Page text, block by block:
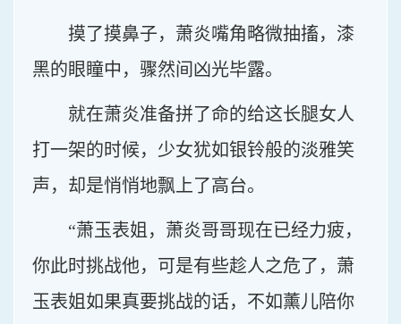
摸了摸鼻子，萧炎嘴角略微抽搐，漆
黑的眼瞳中，骤然间凶光毕露。
就在萧炎准备拼了命的给这长腿女人
打一架的时候，少女犹如银铃般的淡雅笑
声，却是悄悄地飘上了高台。
“萧玉表姐，萧炎哥哥现在已经力疲，
你此时挑战他，可是有些趁人之危了，萧
玉表姐如果真要挑战的话，不如薰儿陪你